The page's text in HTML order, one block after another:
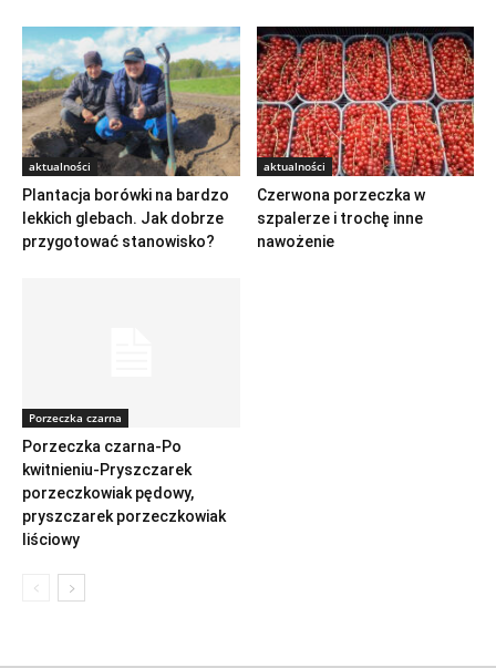
aktualności
Plantacja borówki na bardzo
lekkich glebach. Jak dobrze
przygotować stanowisko?
aktualności
Czerwona porzeczka w
szpalerze i trochę inne
nawożenie
Porzeczka czarna
Porzeczka czarna-Po
kwitnieniu-Pryszczarek
porzeczkowiak pędowy,
pryszczarek porzeczkowiak
liściowy